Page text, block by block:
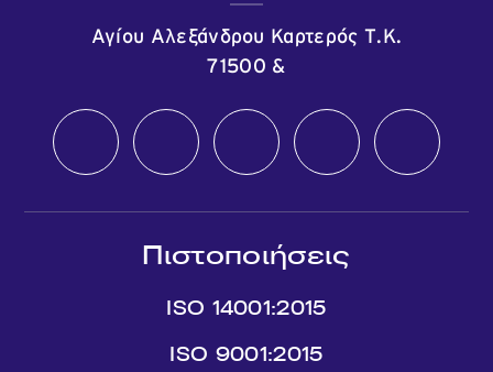
Αγίου Αλεξάνδρου Καρτερός Τ.Κ.
71500 &
Πιστοποιήσεις
ISO 14001:2015
ISO 9001:2015